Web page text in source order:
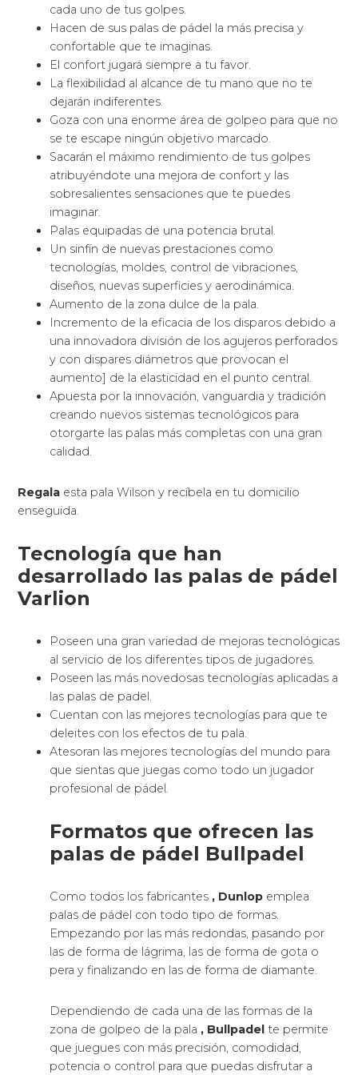
cada uno de tus golpes.
Hacen de sus palas de pádel la más precisa y
confortable que te imaginas.
El confort jugará siempre a tu favor.
La flexibilidad al alcance de tu mano que no te
dejarán indiferentes.
Goza con una enorme área de golpeo para que no
se te escape ningún objetivo marcado.
Sacarán el máximo rendimiento de tus golpes
atribuyéndote una mejora de confort y las
sobresalientes sensaciones que te puedes
imaginar.
Palas equipadas de una potencia brutal.
Un sinfín de nuevas prestaciones como
tecnologías, moldes, control de vibraciones,
diseños, nuevas superficies y aerodinámica.
Aumento de la zona dulce de la pala.
Incremento de la eficacia de los disparos debido a
una innovadora división de los agujeros perforados
y con dispares diámetros que provocan el
aumento] de la elasticidad en el punto central.
Apuesta por la innovación, vanguardia y tradición
creando nuevos sistemas tecnológicos para
otorgarte las palas más completas con una gran
calidad.
Regala esta pala Wilson y recíbela en tu domicilio
enseguida.
Tecnología que han
desarrollado las palas de pádel
Varlion
Poseen una gran variedad de mejoras tecnológicas
al servicio de los diferentes tipos de jugadores.
Poseen las más novedosas tecnologías aplicadas a
las palas de padel.
Cuentan con las mejores tecnologías para que te
deleites con los efectos de tu pala.
Atesoran las mejores tecnologías del mundo para
que sientas que juegas como todo un jugador
profesional de pádel.
Formatos que ofrecen las
palas de pádel Bullpadel
Como todos los fabricantes , Dunlop emplea
palas de pádel con todo tipo de formas.
Empezando por las más redondas, pasando por
las de forma de lágrima, las de forma de gota o
pera y finalizando en las de forma de diamante.
Dependiendo de cada una de las formas de la
zona de golpeo de la pala , Bullpadel te permite
que juegues con más precisión, comodidad,
potencia o control para que puedas disfrutar a